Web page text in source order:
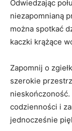
Odwiedzając
niezapomnianą
można spotkać
kaczki krążące
Zapomnij o
szerokie
codzienności i
jednocześnie